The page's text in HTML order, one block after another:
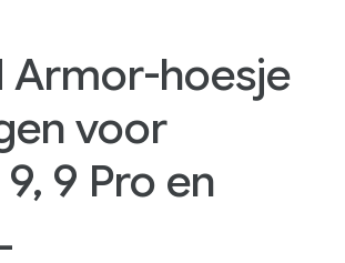
Armor-hoesje
voor
9 Pro en